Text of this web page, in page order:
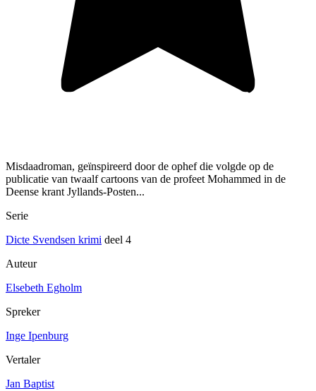
Misdaadroman, geïnspireerd door de ophef die volgde op de
publicatie van twaalf cartoons van de profeet Mohammed in de
Deense krant Jyllands-Posten...
Serie
Dicte Svendsen krimi deel 4
Auteur
Elsebeth Egholm
Spreker
Inge Ipenburg
Vertaler
Jan Baptist